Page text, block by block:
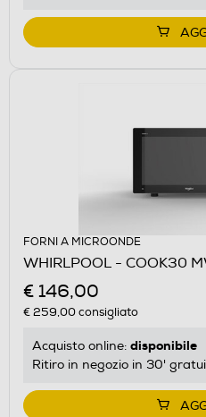
FORNI A MICROONDE
WHIRLPOOL - COOK30
€ 146,00
€ 259,00consigliato
Acquisto online: disponibile
Ritiro in negozio in 30'